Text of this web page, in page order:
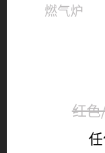
燃气炉
红